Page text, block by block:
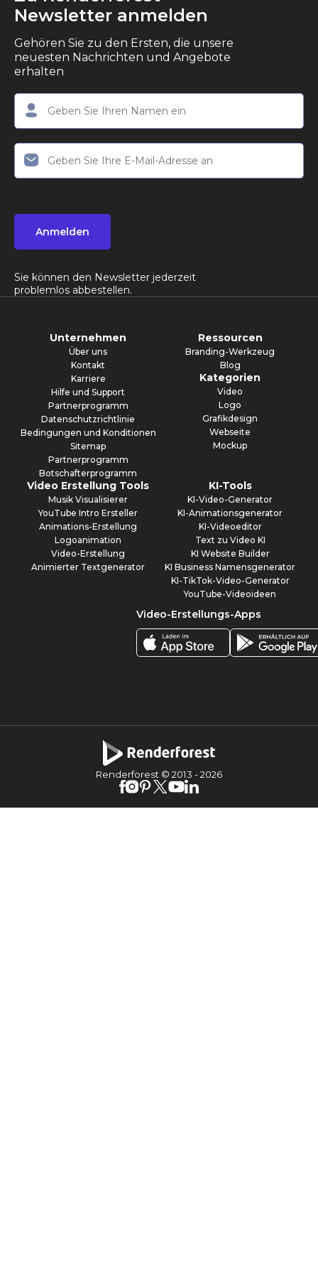
Newsletter anmelden
Gehören Sie zu den Ersten, die unsere
neuesten Nachrichten und Angebote
erhalten
Anmelden
Sie können den Newsletter jederzeit
problemlos abbestellen.
Unternehmen
Über uns
Kontakt
Karriere
Hilfe und Support
Partnerprogramm
Datenschutzrichtlinie
Bedingungen und Konditionen
Sitemap
Partnerprogramm
Botschafterprogramm
Ressourcen
Branding-Werkzeug
Blog
Kategorien
Video
Logo
Grafikdesign
Webseite
Mockup
Video Erstellung Tools
Musik Visualisierer
YouTube Intro Ersteller
Animations-Erstellung
Logoanimation
Video-Erstellung
Animierter Textgenerator
KI-Tools
KI-Video-Generator
KI-Animationsgenerator
KI-Videoeditor
Text zu Video KI
KI Website Builder
KI Business Namensgenerator
KI-TikTok-Video-Generator
YouTube-Videoideen
Video-Erstellungs-Apps
Renderforest © 2013 -2026